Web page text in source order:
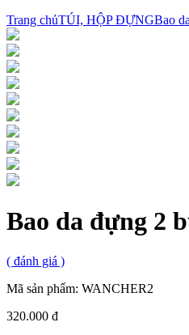
Trang chủTÚI, HỘP ĐỰNGBao
Bao da đựng 2
( đánh giá )
Mã sản phẩm: WANCHER2
320.000 đ